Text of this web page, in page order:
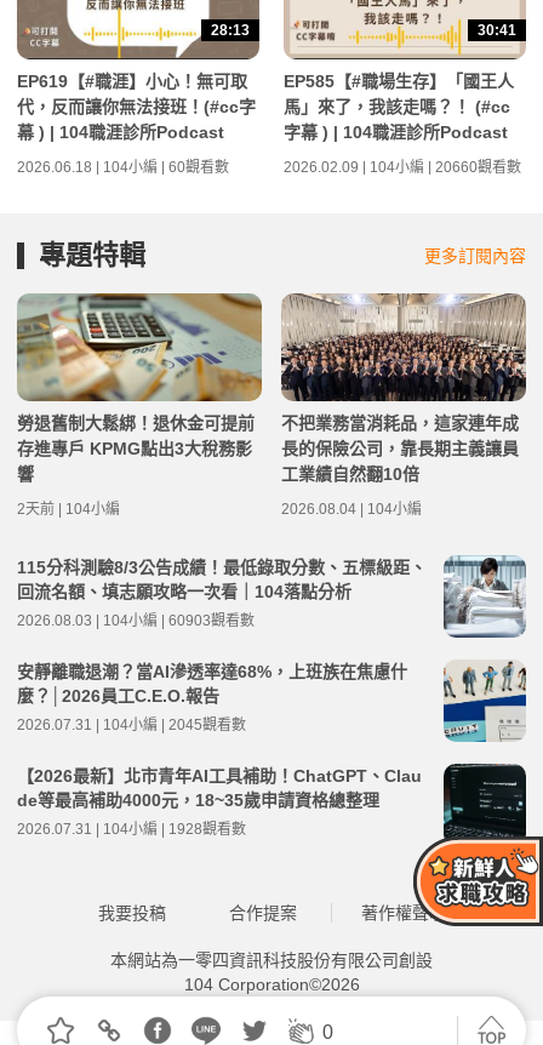
0
28:13
EP619【#職涯】小心！無可取
代，反而讓你無法接班！(#cc字
幕 ) | 104職涯診所Podcast
2026.06.18 | 104小編 | 60觀看數
30:41
EP585【#職場生存】「國王人
馬」來了，我該走嗎？！ (#cc
字幕 ) | 104職涯診所Podcast
2026.02.09 | 104小編 | 20660觀看數
專題特輯 更多訂閱內容
勞退舊制大鬆綁！退休金可提前
存進專戶 KPMG點出3大稅務影
響
2天前 | 104小編
不把業務當消耗品，這家連年成
長的保險公司，靠長期主義讓員
工業績自然翻10倍
2026.08.04 | 104小編
115分科測驗8/3公告成績！最低錄取分數、五標級距、
回流名額、填志願攻略一次看｜104落點分析
2026.08.03 | 104小編 | 60903觀看數
安靜離職退潮？當AI滲透率達68%，上班族在焦慮什
麼？│2026員工C.E.O.報告
2026.07.31 | 104小編 | 2045觀看數
【2026最新】北市青年AI工具補助！ChatGPT、Clau
de等最高補助4000元，18~35歲申請資格總整理
2026.07.31 | 104小編 | 1928觀看數
我要投稿 合作提案 著作權聲明
本網站為一零四資訊科技股份有限公司創設
104 Corporation©2026